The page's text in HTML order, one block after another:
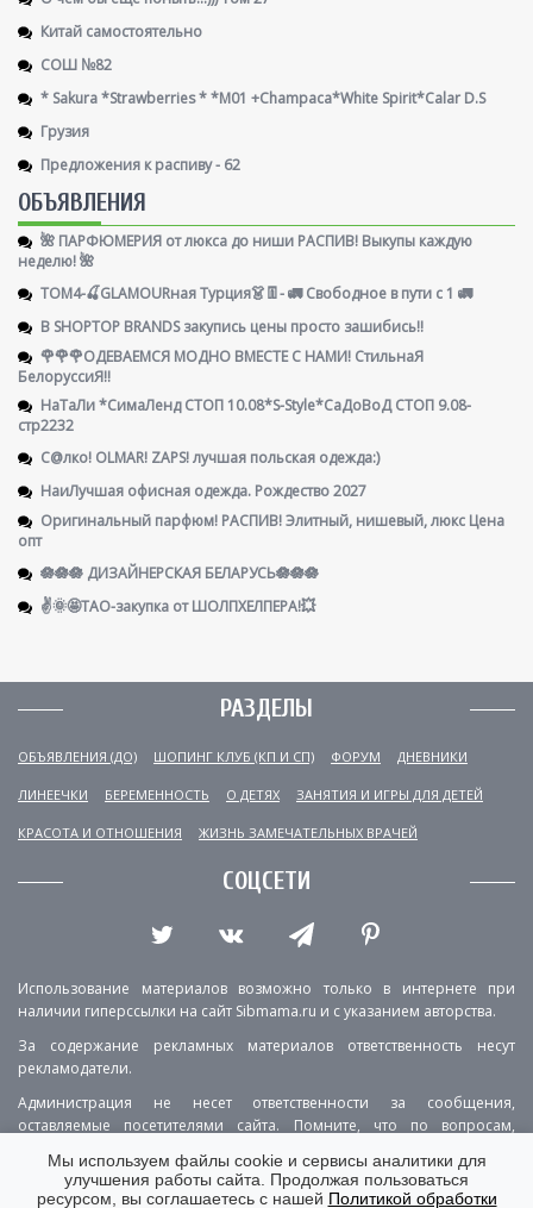
Китай самостоятельно
СОШ №82
* Sakura *Strawberries * *M01 +Champaca*White Spirit*Calar D.S
Грузия
Предложения к распиву - 62
ОБЪЯВЛЕНИЯ
🌺 ПАРФЮМЕРИЯ от люкса до ниши РАСПИВ! Выкупы каждую
неделю! 🌺
ТОМ4-🍒GLAMOURная Турция👗👖- 🚛 Свободное в пути с 1 🚛
В SHOPTOP BRANDS закупись цены просто зашибись!!
🌹🌹🌹ОДЕВАЕМСЯ МОДНО ВМЕСТЕ С НАМИ! СтильнаЯ
БелоруссиЯ‼
НаТаЛи *СимаЛенд СТОП 10.08*S-Style*СаДоВоД СТОП 9.08-
стр2232
С@лко! OLMAR! ZAPS! лучшая польская одежда:)
НаиЛучшая офисная одежда. Рождество 2027
Оригинальный парфюм! РАСПИВ! Элитный, нишевый, люкс Цена
опт
🪷🪷🪷 ДИЗАЙНЕРСКАЯ БЕЛАРУСЬ🪷🪷🪷
✌️🌞🤩ТАО-закупка от ШОЛПХЕЛПЕРА!💥
РАЗДЕЛЫ
ОБЪЯВЛЕНИЯ (ДО) ШОПИНГ КЛУБ (КП И СП) ФОРУМ ДНЕВНИКИ
ЛИНЕЕЧКИ БЕРЕМЕННОСТЬ О ДЕТЯХ ЗАНЯТИЯ И ИГРЫ ДЛЯ ДЕТЕЙ
КРАСОТА И ОТНОШЕНИЯ ЖИЗНЬ ЗАМЕЧАТЕЛЬНЫХ ВРАЧЕЙ
СОЦСЕТИ
Использование материалов возможно только в интернете при
наличии гиперссылки на сайт Sibmama.ru и с указанием авторства.
За содержание рекламных материалов ответственность несут
рекламодатели.
Администрация не несет ответственности за сообщения,
оставляемые посетителями сайта. Помните, что по вопросам,
РЕКЛАМА О ПРОЕКТЕ КОНТАКТЫ
Мы используем файлы cookie и сервисы аналитики для
улучшения работы сайта. Продолжая пользоваться
ресурсом, вы соглашаетесь с нашей Политикой обработки